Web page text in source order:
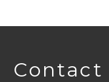
Contact